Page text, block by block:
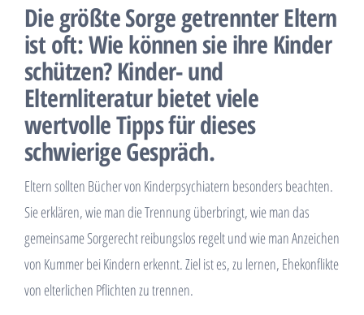
Die größte Sorge getrennter Eltern
ist oft: Wie können sie ihre Kinder
schützen? Kinder- und
Elternliteratur bietet viele
wertvolle Tipps für dieses
schwierige Gespräch.
Eltern sollten Bücher von Kinderpsychiatern besonders beachten.
Sie erklären, wie man die Trennung überbringt, wie man das
gemeinsame Sorgerecht reibungslos regelt und wie man Anzeichen
von Kummer bei Kindern erkennt. Ziel ist es, zu lernen, Ehekonflikte
von elterlichen Pflichten zu trennen.